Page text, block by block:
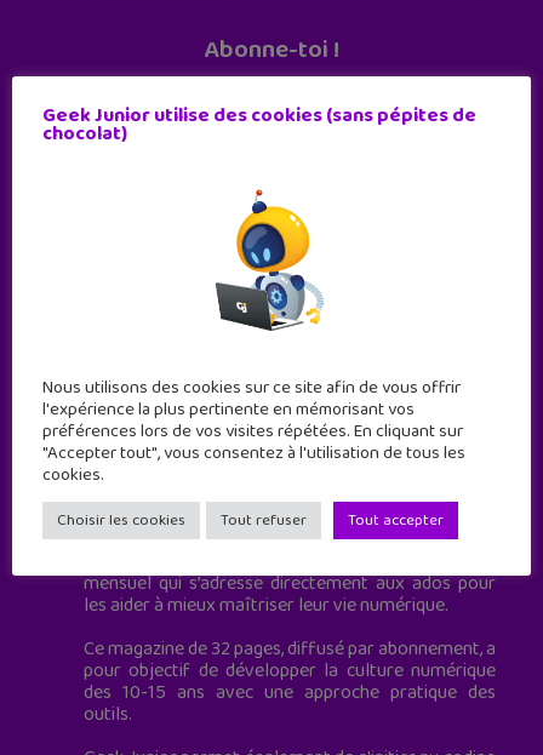
Abonne-toi !
11 numéros par an
Geek Junior est le premier site de culture numérique
à destination des adolescents.
mensuel qui s’adresse directement aux ados pour
les aider à mieux maîtriser leur vie numérique.
Ce magazine de 32 pages, diffusé par abonnement, a
pour objectif de développer la culture numérique
des 10-15 ans avec une approche pratique des
outils.
Geek Junior utilise des cookies (sans pépites de
chocolat)
Nous utilisons des cookies sur ce site afin de vous offrir
l'expérience la plus pertinente en mémorisant vos
préférences lors de vos visites répétées. En cliquant sur
"Accepter tout", vous consentez à l'utilisation de tous les
cookies.
Choisir les cookies Tout refuser Tout accepter